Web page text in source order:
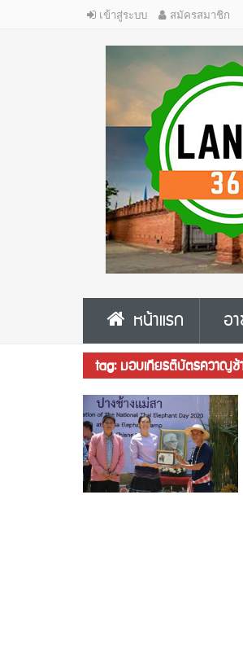
เข้าสู่ระบบ สมัครสมาชิก
หน้าแรก อ
tag: มอบเกียรติบัตรควาญช้